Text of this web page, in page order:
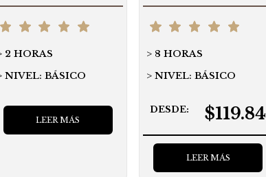
2 HORAS
NIVEL: BÁSICO
LEER MÁS
8 HORAS
NIVEL: BÁSICO
DESDE: $119.84
LEER MÁS